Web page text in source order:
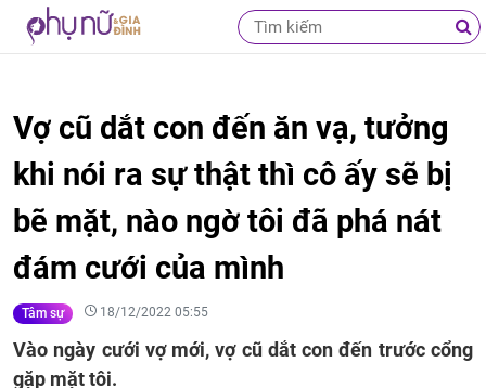
Vợ cũ dắt con đến ăn vạ, tưởng
khi nói ra sự thật thì cô ấy sẽ bị
bẽ mặt, nào ngờ tôi đã phá nát
đám cưới của mình
Tâm sự 18/12/2022 05:55
Vào ngày cưới vợ mới, vợ cũ dắt con đến trước cổng
gặp mặt tôi.